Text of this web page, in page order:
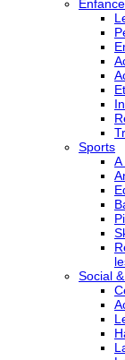
Sports
A
Social